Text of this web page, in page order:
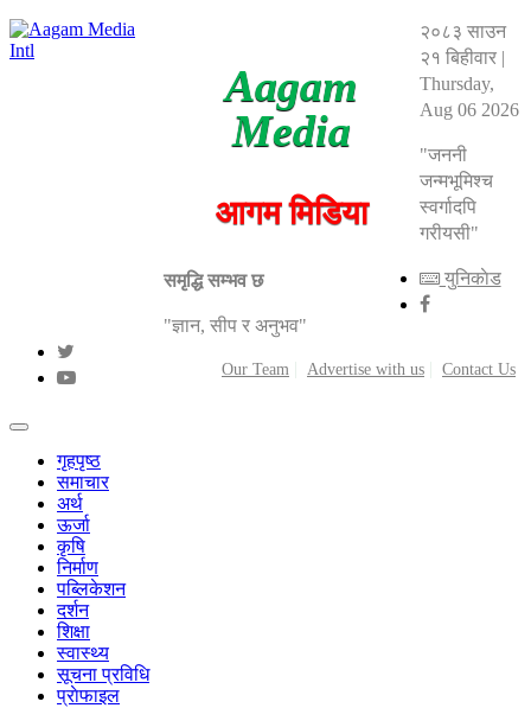
Aagam
Media
आगम मिडिया
समृद्धि सम्भव छ
"ज्ञान, सीप र अनुभव"
Our Team Advertise with us Contact Us
२०८३ साउन
२१ बिहीवार|
Thursday,
Aug 06 2026
"जननी
जन्मभूमिश्च
स्वर्गादपि
गरीयसी"
युनिकाेड
गृहपृष्ठ
समाचार
अर्थ
ऊर्जा
कृषि
निर्माण
पब्लिकेशन
दर्शन
शिक्षा
स्वास्थ्य
सूचना प्रविधि
प्राेफाइल